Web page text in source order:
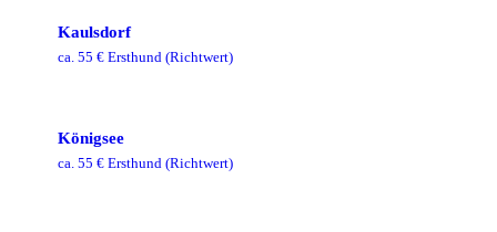
Kaulsdorf
ca. 55 € Ersthund (Richtwert)
Königsee
ca. 55 € Ersthund (Richtwert)